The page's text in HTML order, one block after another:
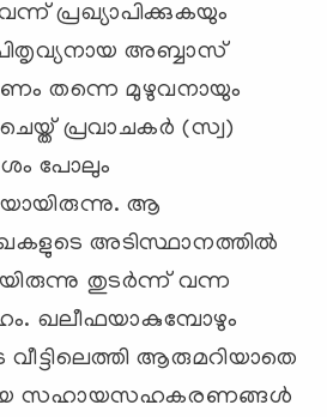
പ്രഖ്യാപിക്കുകയും
അബ്ബാസ്
തന്നെ മുഴുവനായും
പ്രവാചകര്‍ (സ്വ)
പോലും
ആ
അടിസ്ഥാനത്തില്‍
തുടര്‍ന്ന് വന്ന
ഖലീഫയാകുമ്പോഴും
വീട്ടിലെത്തി ആരുമറിയാതെ
സഹായസഹകരണങ്ങള്‍